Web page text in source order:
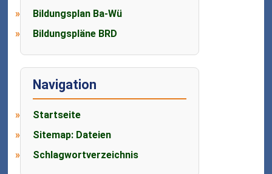
Bildungsplan Ba-Wü
Bildungspläne BRD
Navigation
Startseite
Sitemap: Dateien
Schlagwortverzeichnis